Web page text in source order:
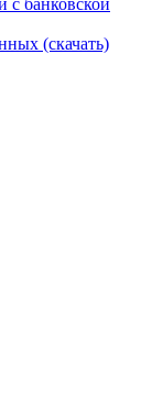
с банковской
(скачать)